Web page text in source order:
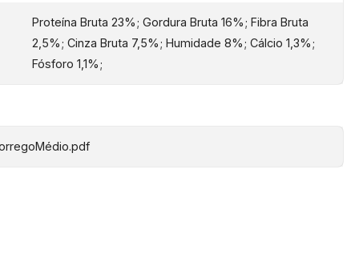
BRILHANTES
DE FRANGO ADICIONADA
Proteína Bruta 23%; Gordura Bruta 16%; Fibra Bruta
2,5%; Cinza Bruta 7,5%; Humidade 8%; Cálcio 1,3%;
Fósforo 1,1%;